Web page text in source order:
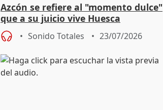
Azcón se refiere al "momento dulce"
que a su juicio vive Huesca
Sonido Totales 23/07/2026